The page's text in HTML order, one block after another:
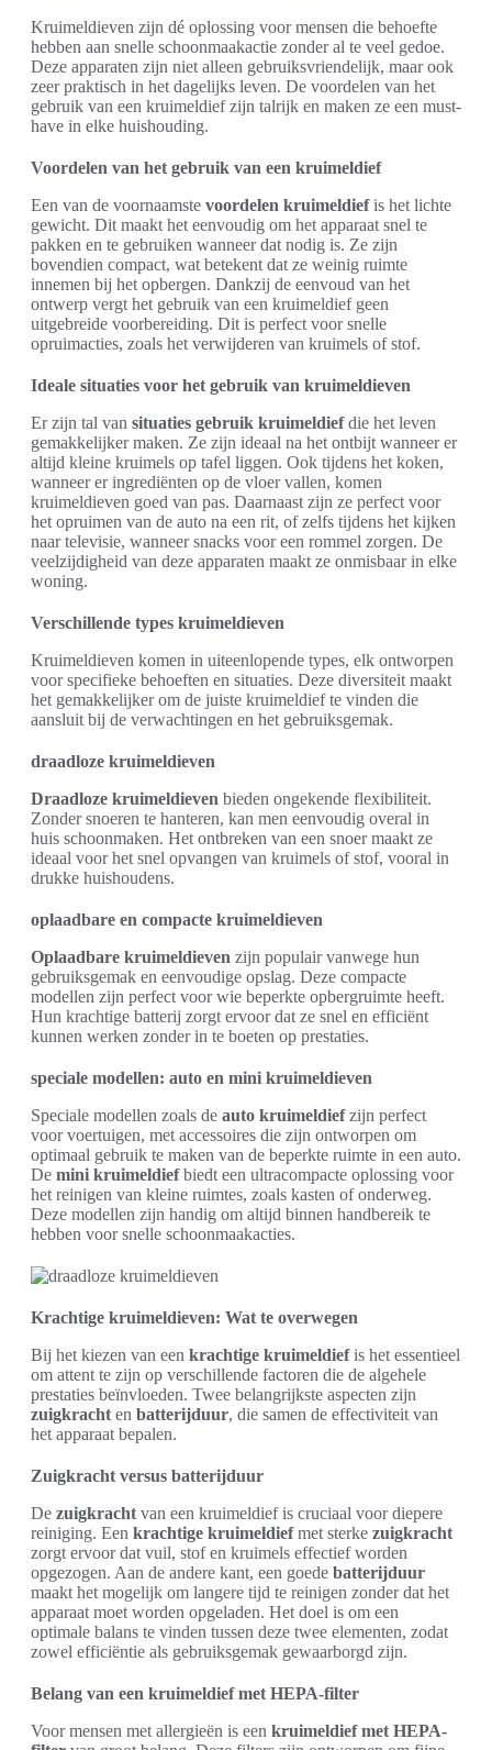
Kruimeldieven zijn dé oplossing voor mensen die behoefte
hebben aan snelle schoonmaakactie zonder al te veel gedoe.
Deze apparaten zijn niet alleen gebruiksvriendelijk, maar ook
zeer praktisch in het dagelijks leven. De voordelen van het
gebruik van een kruimeldief zijn talrijk en maken ze een must-
have in elke huishouding.
Voordelen van het gebruik van een kruimeldief
Een van de voornaamste voordelen kruimeldiefis het lichte
gewicht. Dit maakt het eenvoudig om het apparaat snel te
pakken en te gebruiken wanneer dat nodig is. Ze zijn
bovendien compact, wat betekent dat ze weinig ruimte
innemen bij het opbergen. Dankzij de eenvoud van het
ontwerp vergt het gebruik van een kruimeldief geen
uitgebreide voorbereiding. Dit is perfect voor snelle
opruimacties, zoals het verwijderen van kruimels of stof.
Ideale situaties voor het gebruik van kruimeldieven
Er zijn tal van situaties gebruik kruimeldiefdie het leven
gemakkelijker maken. Ze zijn ideaal na het ontbijt wanneer er
altijd kleine kruimels op tafel liggen. Ook tijdens het koken,
wanneer er ingrediënten op de vloer vallen, komen
kruimeldieven goed van pas. Daarnaast zijn ze perfect voor
het opruimen van de auto na een rit, of zelfs tijdens het kijken
naar televisie, wanneer snacks voor een rommel zorgen. De
veelzijdigheid van deze apparaten maakt ze onmisbaar in elke
woning.
Verschillende types kruimeldieven
Kruimeldieven komen in uiteenlopende types, elk ontworpen
voor specifieke behoeften en situaties. Deze diversiteit maakt
het gemakkelijker om de juiste kruimeldief te vinden die
aansluit bij de verwachtingen en het gebruiksgemak.
draadloze kruimeldieven
Draadloze kruimeldieven bieden ongekende flexibiliteit.
Zonder snoeren te hanteren, kan men eenvoudig overal in
huis schoonmaken. Het ontbreken van een snoer maakt ze
ideaal voor het snel opvangen van kruimels of stof, vooral in
drukke huishoudens.
oplaadbare en compacte kruimeldieven
Oplaadbare kruimeldieven zijn populair vanwege hun
gebruiksgemak en eenvoudige opslag. Deze compacte
modellen zijn perfect voor wie beperkte opbergruimte heeft.
Hun krachtige batterij zorgt ervoor dat ze snel en efficiënt
kunnen werken zonder in te boeten op prestaties.
speciale modellen: auto en mini kruimeldieven
Speciale modellen zoals de auto kruimeldiefzijn perfect
voor voertuigen, met accessoires die zijn ontworpen om
optimaal gebruik te maken van de beperkte ruimte in een auto.
De mini kruimeldiefbiedt een ultracompacte oplossing voor
het reinigen van kleine ruimtes, zoals kasten of onderweg.
Deze modellen zijn handig om altijd binnen handbereik te
hebben voor snelle schoonmaakacties.
Krachtige kruimeldieven: Wat te overwegen
Bij het kiezen van een krachtige kruimeldiefis het essentieel
om attent te zijn op verschillende factoren die de algehele
prestaties beïnvloeden. Twee belangrijkste aspecten zijn
zuigkracht en batterijduur, die samen de effectiviteit van
het apparaat bepalen.
Zuigkracht versus batterijduur
De zuigkracht van een kruimeldief is cruciaal voor diepere
reiniging. Een krachtige kruimeldiefmet sterke zuigkracht
zorgt ervoor dat vuil, stof en kruimels effectief worden
opgezogen. Aan de andere kant, een goede batterijduur
maakt het mogelijk om langere tijd te reinigen zonder dat het
apparaat moet worden opgeladen. Het doel is om een
optimale balans te vinden tussen deze twee elementen, zodat
zowel efficiëntie als gebruiksgemak gewaarborgd zijn.
Belang van een kruimeldief met HEPA-filter
Voor mensen met allergieën is een kruimeldief met HEPA-